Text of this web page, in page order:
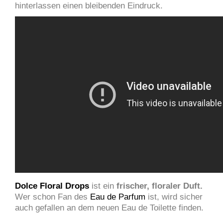
hinterlassen einen bleibenden Eindruck.
Dolce Floral Drops ist ein frischer, floraler Duft.
Wer schon Fan des Eau de Parfum ist, wird sicher
auch gefallen an dem neuen Eau de Toilette finden.